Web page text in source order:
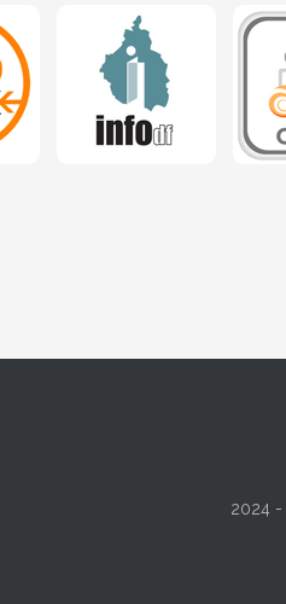
2024 -